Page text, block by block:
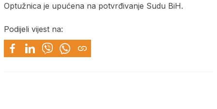
Optužnica je upućena na potvrđivanje Sudu BiH.
Podijeli vijest na: